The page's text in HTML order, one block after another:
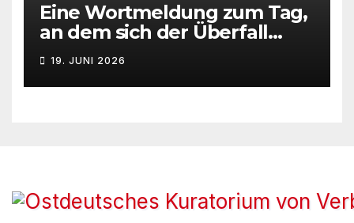
Eine Wortmeldung zum Tag,
an dem sich der Überfall
Deutschlands auf die UdSSR
1941 zum 85. Male jährt
19. JUNI 2026